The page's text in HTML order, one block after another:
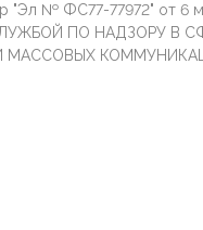
"Эл № ФС77-77972" от 6
ПО НАДЗОРУ В
МАССОВЫХ